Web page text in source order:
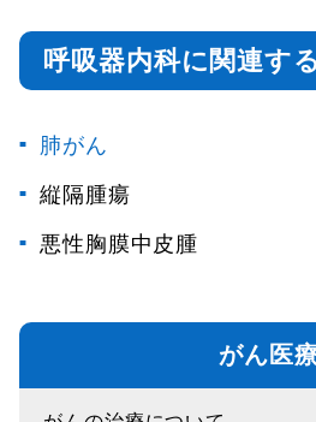
呼吸器内科に関連す
肺がん
縦隔腫瘍
悪性胸膜中皮腫
がん医